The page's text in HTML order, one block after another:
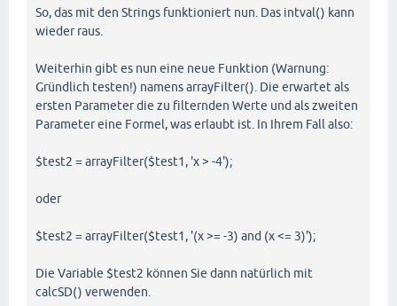
So, das mit den Strings funktioniert nun. Das intval() kann
wieder raus.
Weiterhin gibt es nun eine neue Funktion (Warnung:
Gründlich testen!) namens arrayFilter(). Die erwartet als
ersten Parameter die zu filternden Werte und als zweiten
Parameter eine Formel, was erlaubt ist. In Ihrem Fall also:
$test2 = arrayFilter($test1, 'x > -4');
oder
$test2 = arrayFilter($test1, '(x >= -3) and (x <= 3)');
Die Variable $test2 können Sie dann natürlich mit
calcSD() verwenden.